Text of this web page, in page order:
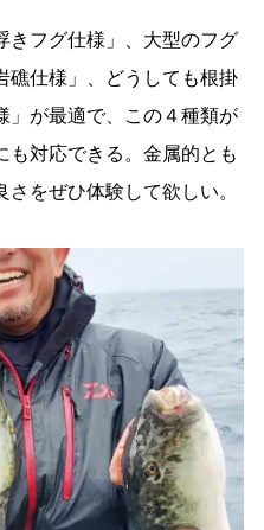
きフグ仕様」、大型のフグ
礁仕様」、どうしても根掛
」が最適で、この４種類が
も対応できる。金属的とも
をぜひ体験して欲しい。